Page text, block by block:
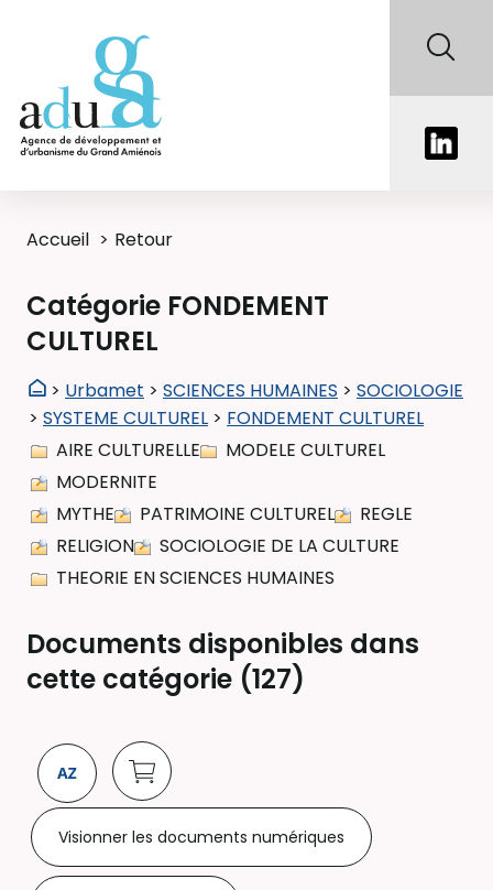
Accueil Retour
Catégorie FONDEMENT
CULTUREL
> Urbamet > SCIENCES HUMAINES > SOCIOLOGIE
> SYSTEME CULTUREL > FONDEMENT CULTUREL
AIRE CULTURELLE
MODELE CULTUREL
MODERNITE
MYTHE
PATRIMOINE CULTUREL
REGLE
RELIGION
SOCIOLOGIE DE LA CULTURE
THEORIE EN SCIENCES HUMAINES
Documents disponibles dans
cette catégorie (127)
Visionner les documents numériques